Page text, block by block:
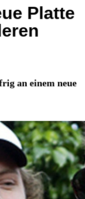
Platte
an einem neue